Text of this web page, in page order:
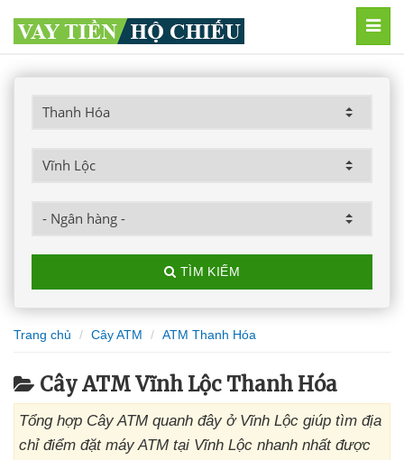
TÌM KIẾM
Trang chủ Cây ATM ATM Thanh Hóa
Cây ATM Vĩnh Lộc Thanh Hóa
Tổng hợp Cây ATM quanh đây ở Vĩnh Lộc giúp tìm địa
chỉ điểm đặt máy ATM tại Vĩnh Lộc nhanh nhất được